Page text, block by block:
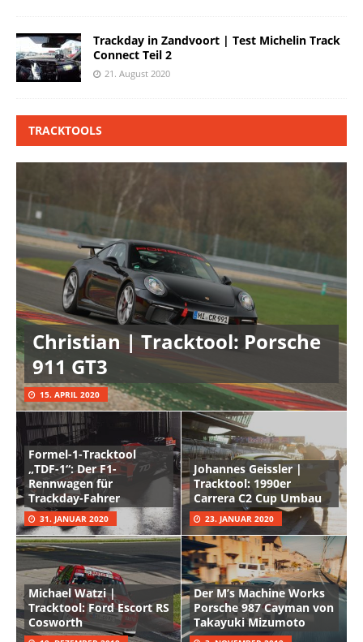
Trackday in Zandvoort | Test Michelin Track
Connect Teil 2
21. August 2020
TRACKTOOLS
Christian | Tracktool: Porsche
911 GT3
15. APRIL 2020
Formel-1-Tracktool
„TDF-1“: Der F1-
Rennwagen für
Trackday-Fahrer
31. JANUAR 2020
Johannes Geissler |
Tracktool: 1990er
Carrera C2 Cup Umbau
23. JANUAR 2020
Michael Watzi |
Tracktool: Ford Escort RS
Cosworth
Der M’s Machine Works
Porsche 987 Cayman von
Takayuki Mizumoto